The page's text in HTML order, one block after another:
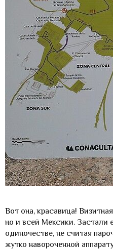
Вот она, красавица!
но и всей Мексики. Застали
одиночестве, не считая
жутко навороченной